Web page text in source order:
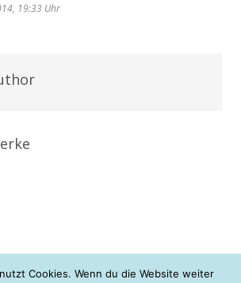
19:33 Uhr
Cookies. Wenn du die Website weiter